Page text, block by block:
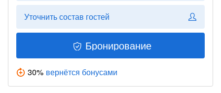
Уточнить состав гостей
Бронирование
30% вернётся бонусами